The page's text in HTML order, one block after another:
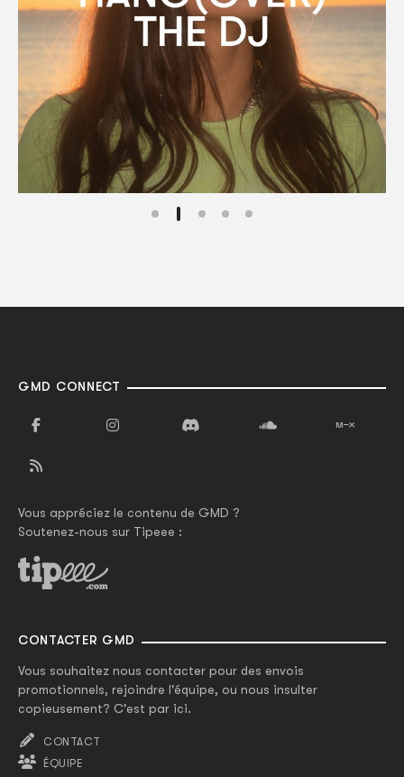
GMD CONNECT
Vous appréciez le contenu de GMD ?
Soutenez-nous sur Tipeee :
CONTACTER GMD
Vous souhaitez nous contacter pour des envois
promotionnels, rejoindre l'équipe, ou nous insulter
copieusement? C'est par ici.
CONTACT
ÉQUIPE